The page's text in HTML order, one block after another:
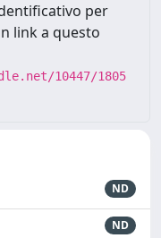
per
link a questo
10447/1805
ND
ND